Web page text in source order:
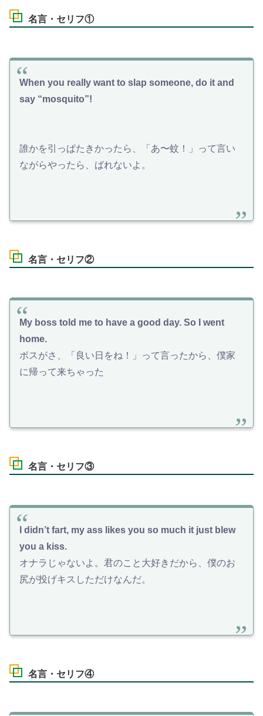
名言・セリフ①
When you really want to slap someone, do it and
say “mosquito”!
誰かを引っぱたきかったら、「あ〜蚊！」って言い
ながらやったら、ばれないよ。
名言・セリフ②
My boss told me to have a good day. So I went
home.
ボスがさ、「良い日をね！」って言ったから、僕家
に帰って来ちゃった
名言・セリフ③
I didn’t fart, my ass likes you so much it just blew
you a kiss.
オナラじゃないよ。君のこと大好きだから、僕のお
尻が投げキスしただけなんだ。
名言・セリフ④